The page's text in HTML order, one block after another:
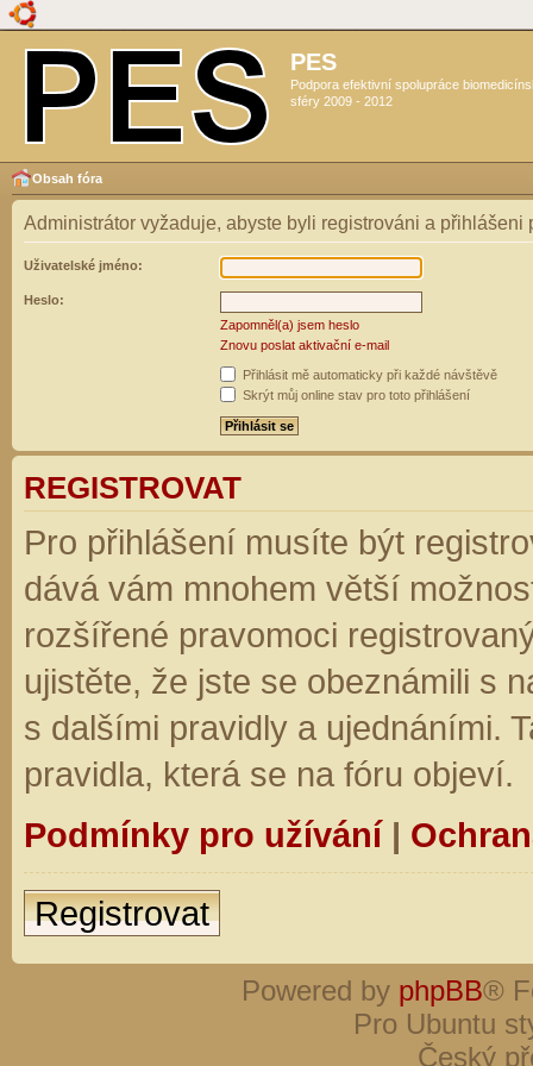
PES
Podpora efektivní spolupráce
sféry 2009 - 2012
Obsah fóra
Administrátor vyžaduje, abyste byli registrováni a přihlášeni
Uživatelské jméno:
Heslo:
Zapomněl(a) jsem heslo
Znovu poslat aktivační e-mail
Přihlásit mě automaticky při každé návštěvě
Skrýt můj online stav pro toto přihlášení
REGISTROVAT
Pro přihlášení musíte být
dává vám mnohem větší
rozšířené pravomoci
ujistěte, že jste se obeznámili s
s dalšími pravidly a ujednáními.
pravidla, která se na fóru objeví.
Podmínky pro užívání|
Registrovat
Powered by phpBB®
Pro Ubuntu
Český